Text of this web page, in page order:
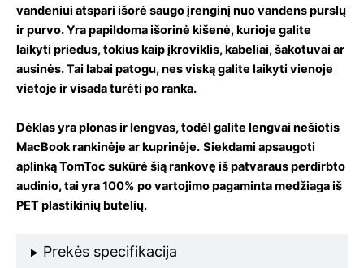
vandeniui atspari išorė saugo įrenginį nuo vandens purslų
ir purvo. Yra papildoma išorinė kišenė, kurioje galite
laikyti priedus, tokius kaip įkroviklis, kabeliai, šakotuvai ar
ausinės. Tai labai patogu, nes viską galite laikyti vienoje
vietoje ir visada turėti po ranka.
Dėklas yra plonas ir lengvas, todėl galite lengvai nešiotis
MacBook rankinėje ar kuprinėje. Siekdami apsaugoti
aplinką TomToc sukūrė šią rankovę iš patvaraus perdirbto
audinio, tai yra 100% po vartojimo pagaminta medžiaga iš
PET plastikinių butelių.
Prekės specifikacija